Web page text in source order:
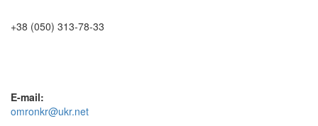
+38 (050) 313-78-33
E-mail:
omronkr@ukr.net